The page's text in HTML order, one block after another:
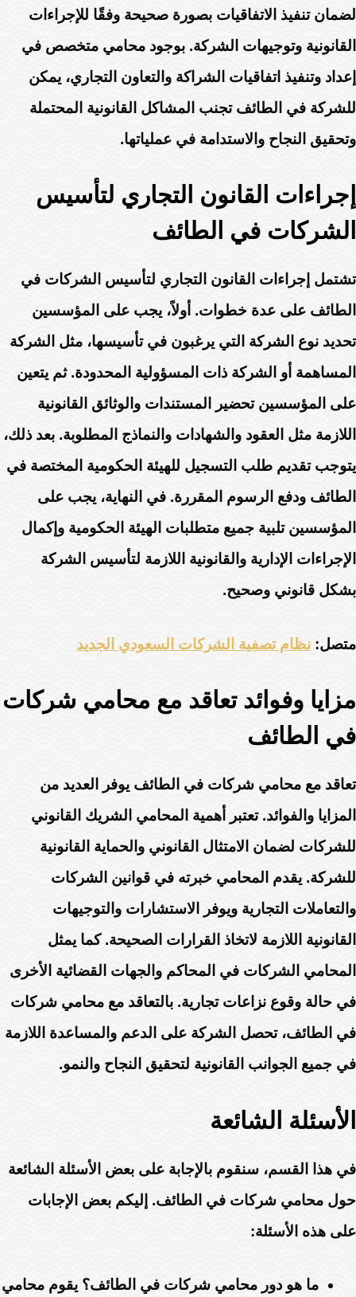
لضمان تنفيذ الاتفاقيات بصورة صحيحة وفقًا للإجراءات
القانونية وتوجيهات الشركة. بوجود محامي متخصص في
إعداد وتنفيذ اتفاقيات الشراكة والتعاون التجاري، يمكن
للشركة في الطائف تجنب المشاكل القانونية المحتملة
وتحقيق النجاح والاستدامة في عملياتها.
إجراءات القانون التجاري لتأسيس
الشركات في الطائف
تشتمل إجراءات القانون التجاري لتأسيس الشركات في
الطائف على عدة خطوات. أولاً، يجب على المؤسسين
تحديد نوع الشركة التي يرغبون في تأسيسها، مثل الشركة
المساهمة أو الشركة ذات المسؤولية المحدودة. ثم يتعين
على المؤسسين تحضير المستندات والوثائق القانونية
اللازمة مثل العقود والشهادات والنماذج المطلوبة. بعد ذلك،
يتوجب تقديم طلب التسجيل للهيئة الحكومية المختصة في
الطائف ودفع الرسوم المقررة. في النهاية، يجب على
المؤسسين تلبية جميع متطلبات الهيئة الحكومية وإكمال
الإجراءات الإدارية والقانونية اللازمة لتأسيس الشركة
بشكل قانوني وصحيح.
متصل: نظام تصفية الشركات السعودي الجديد
مزايا وفوائد تعاقد مع محامي شركات
في الطائف
تعاقد مع محامي شركات في الطائف يوفر العديد من
المزايا والفوائد. تعتبر أهمية المحامي الشريك القانوني
للشركات لضمان الامتثال القانوني والحماية القانونية
للشركة. يقدم المحامي خبرته في قوانين الشركات
والتعاملات التجارية ويوفر الاستشارات والتوجيهات
القانونية اللازمة لاتخاذ القرارات الصحيحة. كما يمثل
المحامي الشركات في المحاكم والجهات القضائية الأخرى
في حالة وقوع نزاعات تجارية. بالتعاقد مع محامي شركات
في الطائف، تحصل الشركة على الدعم والمساعدة اللازمة
في جميع الجوانب القانونية لتحقيق النجاح والنمو.
الأسئلة الشائعة
في هذا القسم، سنقوم بالإجابة على بعض الأسئلة الشائعة
حول محامي شركات في الطائف. إليكم بعض الإجابات
على هذه الأسئلة:
ما هو دور محامي شركات في الطائف؟ يقوم محامي